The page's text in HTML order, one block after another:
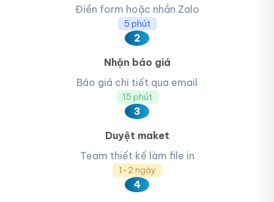
Điền form hoặc nhắn Zalo
5 phút
2
Nhận báo giá
Báo giá chi tiết qua email
15 phút
3
Duyệt maket
Team thiết kế làm file in
1-2 ngày
4